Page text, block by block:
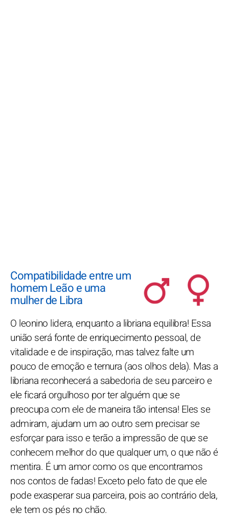
Compatibilidade entre um
homem Leão e uma
mulher de Libra
O leonino lidera, enquanto a libriana equilibra! Essa
união será fonte de enriquecimento pessoal, de
vitalidade e de inspiração, mas talvez falte um
pouco de emoção e ternura (aos olhos dela). Mas a
libriana reconhecerá a sabedoria de seu parceiro e
ele ficará orgulhoso por ter alguém que se
preocupa com ele de maneira tão intensa! Eles se
admiram, ajudam um ao outro sem precisar se
esforçar para isso e terão a impressão de que se
conhecem melhor do que qualquer um, o que não é
mentira. É um amor como os que encontramos
nos contos de fadas! Exceto pelo fato de que ele
pode exasperar sua parceira, pois ao contrário dela,
ele tem os pés no chão.